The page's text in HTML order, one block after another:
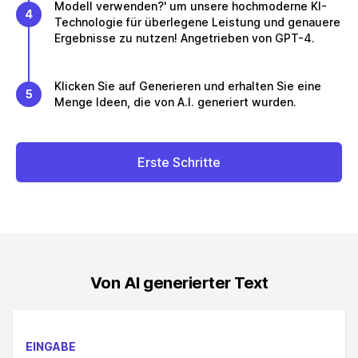
4
Modell verwenden?' um unsere hochmoderne KI-
Technologie für überlegene Leistung und genauere
Ergebnisse zu nutzen! Angetrieben von GPT-4.
5
Klicken Sie auf Generieren und erhalten Sie eine
Menge Ideen, die von A.I. generiert wurden.
Erste Schritte
Von AI generierter Text
EINGABE